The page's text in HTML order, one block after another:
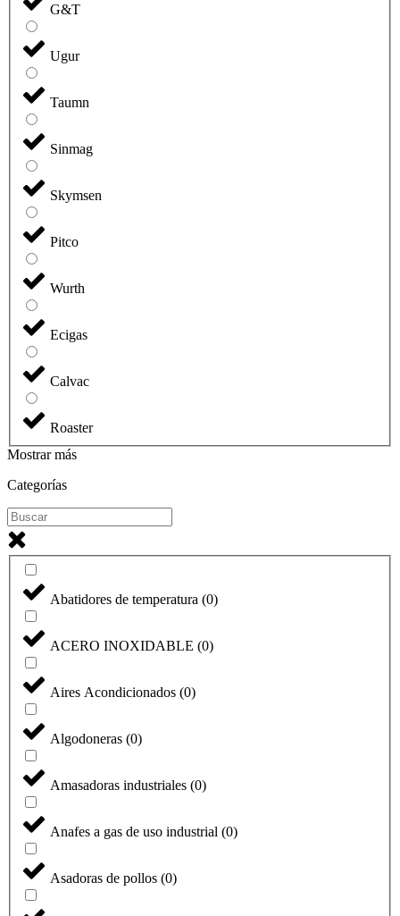
G&T
Ugur
Taumn
Sinmag
Skymsen
Pitco
Wurth
Ecigas
Calvac
Roaster
Mostrar más
Categorías
Abatidores de temperatura (0)
ACERO INOXIDABLE (0)
Aires Acondicionados (0)
Algodoneras (0)
Amasadoras industriales (0)
Anafes a gas de uso industrial (0)
Asadoras de pollos (0)